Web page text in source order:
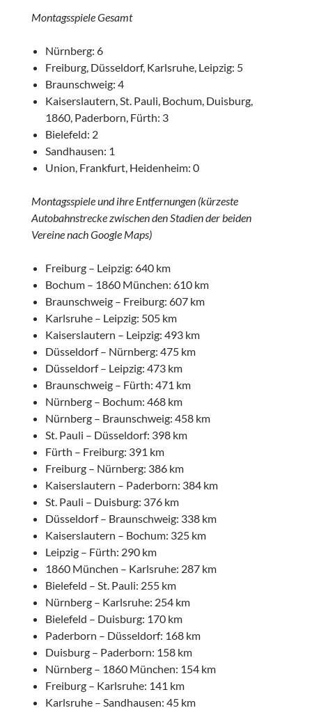
Montagsspiele Gesamt
Nürnberg: 6
Freiburg, Düsseldorf, Karlsruhe, Leipzig: 5
Braunschweig: 4
Kaiserslautern, St. Pauli, Bochum, Duisburg,
1860, Paderborn, Fürth: 3
Bielefeld: 2
Sandhausen: 1
Union, Frankfurt, Heidenheim: 0
Montagsspiele und ihre Entfernungen (kürzeste
Autobahnstrecke zwischen den Stadien der beiden
Vereine nach Google Maps)
Freiburg – Leipzig: 640 km
Bochum – 1860 München: 610 km
Braunschweig – Freiburg: 607 km
Karlsruhe – Leipzig: 505 km
Kaiserslautern – Leipzig: 493 km
Düsseldorf – Nürnberg: 475 km
Düsseldorf – Leipzig: 473 km
Braunschweig – Fürth: 471 km
Nürnberg – Bochum: 468 km
Nürnberg – Braunschweig: 458 km
St. Pauli – Düsseldorf: 398 km
Fürth – Freiburg: 391 km
Freiburg – Nürnberg: 386 km
Kaiserslautern – Paderborn: 384 km
St. Pauli – Duisburg: 376 km
Düsseldorf – Braunschweig: 338 km
Kaiserslautern – Bochum: 325 km
Leipzig – Fürth: 290 km
1860 München – Karlsruhe: 287 km
Bielefeld – St. Pauli: 255 km
Nürnberg – Karlsruhe: 254 km
Bielefeld – Duisburg: 170 km
Paderborn – Düsseldorf: 168 km
Duisburg – Paderborn: 158 km
Nürnberg – 1860 München: 154 km
Freiburg – Karlsruhe: 141 km
Karlsruhe – Sandhausen: 45 km